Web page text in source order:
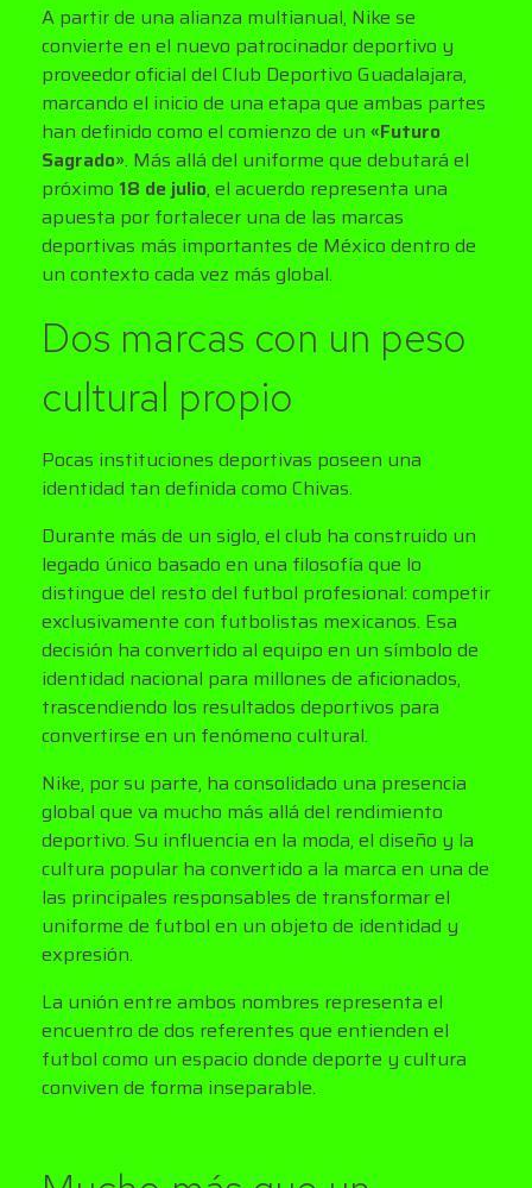
A partir de una alianza multianual, Nike se
convierte en el nuevo patrocinador deportivo y
proveedor oficial del Club Deportivo Guadalajara,
marcando el inicio de una etapa que ambas partes
han definido como el comienzo de un «Futuro
Sagrado». Más allá del uniforme que debutará el
próximo 18 de julio, el acuerdo representa una
apuesta por fortalecer una de las marcas
deportivas más importantes de México dentro de
un contexto cada vez más global.
Dos marcas con un peso
cultural propio
Pocas instituciones deportivas poseen una
identidad tan definida como Chivas.
Durante más de un siglo, el club ha construido un
legado único basado en una filosofía que lo
distingue del resto del futbol profesional: competir
exclusivamente con futbolistas mexicanos. Esa
decisión ha convertido al equipo en un símbolo de
identidad nacional para millones de aficionados,
trascendiendo los resultados deportivos para
convertirse en un fenómeno cultural.
Nike, por su parte, ha consolidado una presencia
global que va mucho más allá del rendimiento
deportivo. Su influencia en la moda, el diseño y la
cultura popular ha convertido a la marca en una de
las principales responsables de transformar el
uniforme de futbol en un objeto de identidad y
expresión.
La unión entre ambos nombres representa el
encuentro de dos referentes que entienden el
futbol como un espacio donde deporte y cultura
conviven de forma inseparable.